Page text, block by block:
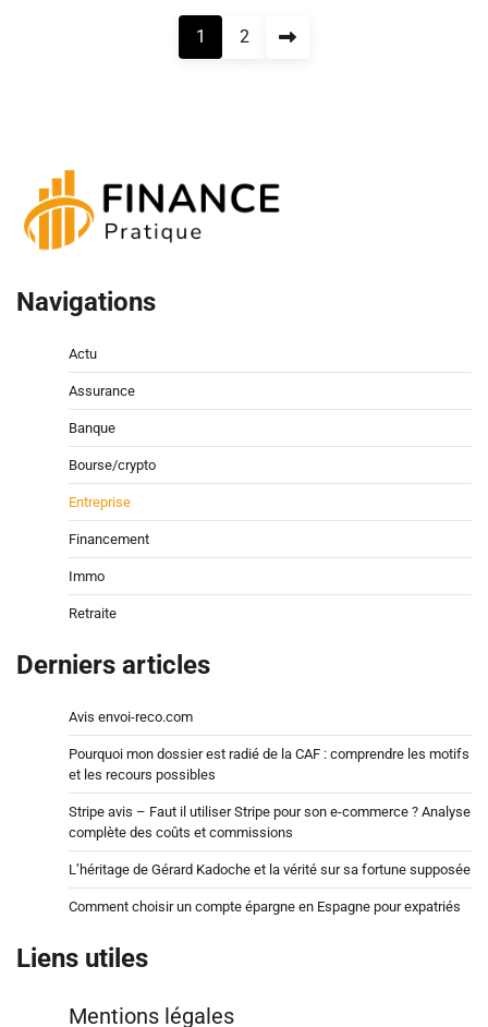
1 2
Navigations
Actu
Assurance
Banque
Bourse/crypto
Entreprise
Financement
Immo
Retraite
Derniers articles
Avis envoi-reco.com
Pourquoi mon dossier est radié de la CAF : comprendre les motifs
et les recours possibles
Stripe avis – Faut il utiliser Stripe pour son e-commerce ? Analyse
complète des coûts et commissions
L’héritage de Gérard Kadoche et la vérité sur sa fortune supposée
Comment choisir un compte épargne en Espagne pour expatriés
Liens utiles
Mentions légales